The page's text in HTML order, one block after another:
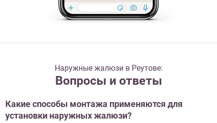
Наружные жалюзи в Реутове:
Вопросы и ответы
Какие способы монтажа применяются для
установки наружных жалюзи?